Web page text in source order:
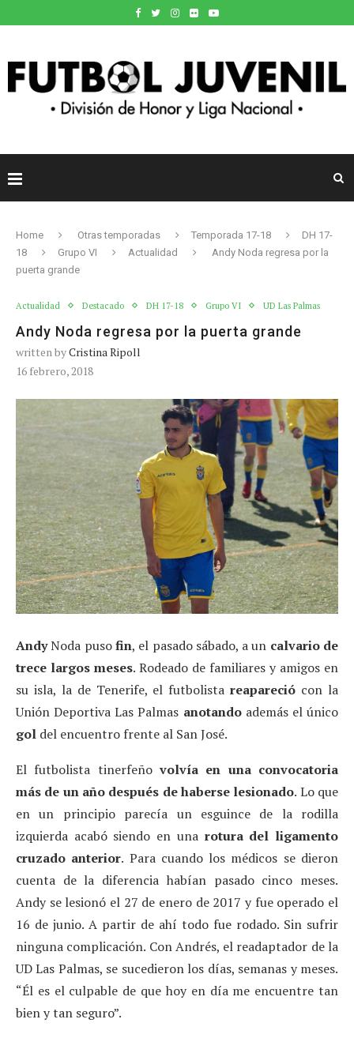
Home Otras temporadas Temporada 17-18
DH 17-
18
Grupo VI Actualidad
Andy Noda regresa por la
puerta grande
Actualidad Destacado DH 17-18 Grupo VI UD Las Palmas
Andy Noda regresa por la puerta grande
written byCristina Ripoll
16 febrero, 2018
AndyNoda pusofin, el pasado sábado, a un calvario de
trece largos meses. Rodeado de familiares y amigos en
su isla, la de Tenerife, el futbolistareapareció con la
Unión Deportiva Las Palmas anotandoademás el único
gol del encuentro frente al San José.
El futbolista tinerfeño volvía en una convocatoria
más de un año después de haberse lesionado. Lo que
en un principio parecía un esguince de la rodilla
izquierda acabó siendo en una rotura del ligamento
cruzado anterior. Para cuando los médicos se dieron
cuenta de la diferencia habían pasado cinco meses.
Andy se lesionó el 27 de enero de 2017 y fue operado el
16 de junio. A partir de ahí todo fue rodado. Sin sufrir
ninguna complicación. Con Andrés, el readaptador de la
UD Las Palmas, se sucedieron los días, semanas y meses.
“Él es el culpable de que hoy en día me encuentre tan
bien y tan seguro”.